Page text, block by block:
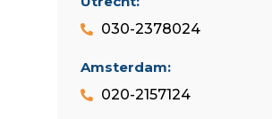
030-2378024
Amsterdam:
020-2157124